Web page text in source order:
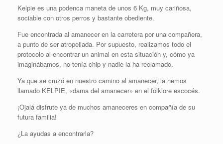
Kelpie es una podenca maneta de unos 6 Kg, muy cariñosa,
sociable con otros perros y bastante obediente.
Fue encontrada al amanecer en la carretera por una compañera,
a punto de ser atropellada. Por supuesto, realizamos todo el
protocolo al encontrar un animal en esta situación y, cómo ya
imaginábamos, no tenía chip y nadie la ha reclamado.
Ya que se cruzó en nuestro camino al amanecer, la hemos
llamado KELPIE, «dama del amanecer» en el folklore escocés.
¡Ojalá disfrute ya de muchos amaneceres en compañía de su
futura familia!
¿La ayudas a encontrarla?